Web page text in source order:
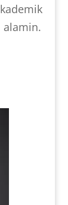
alamin.